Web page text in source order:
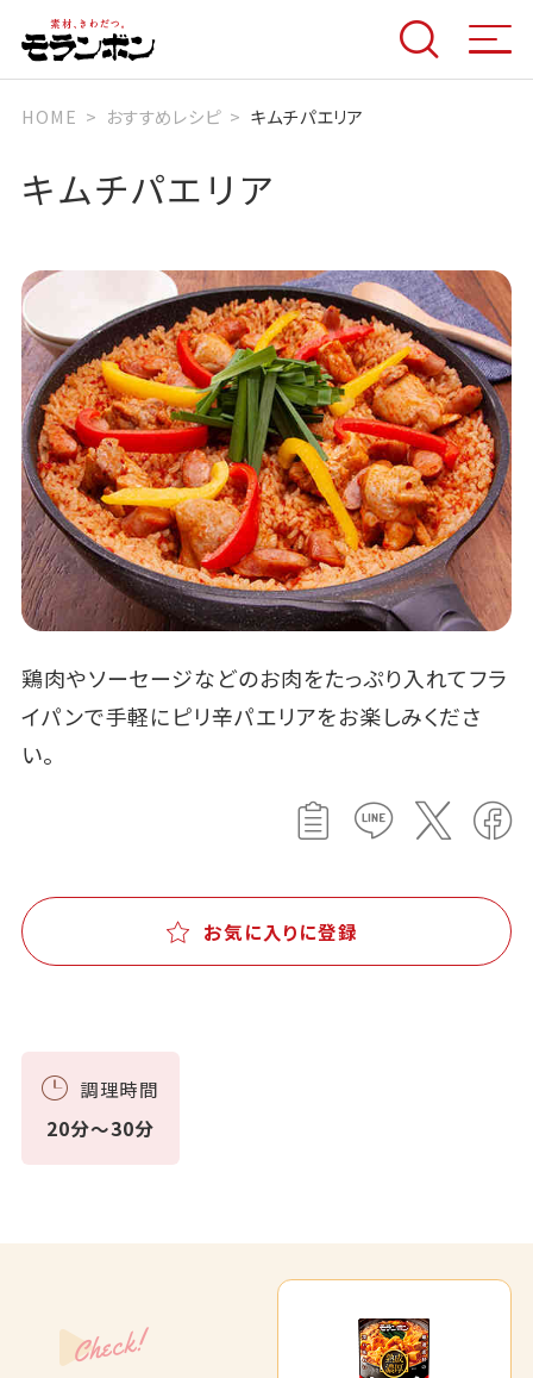
HOME おすすめレシピ キムチパエリア
キムチパエリア
鶏肉やソーセージなどのお肉をたっぷり入れてフラ
イパンで手軽にピリ辛パエリアをお楽しみくださ
い。
お気に入りに登録
調理時間
20分～30分
Check!